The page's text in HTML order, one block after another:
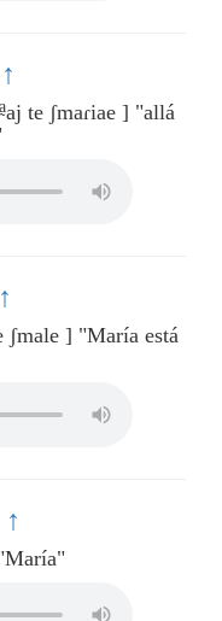
↑
aj te ʃmaɾiae ] "allá
↑
ʃmale ] "María está
↑